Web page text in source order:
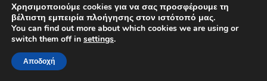
Χρησιμοποιούμε cookies για να σας προσφέρουμε τη
βέλτιστη εμπειρία πλοήγησης στον ιστότοπό μας.
You can find out more about which cookies we are using or
switch them off in settings.
Αποδοχή